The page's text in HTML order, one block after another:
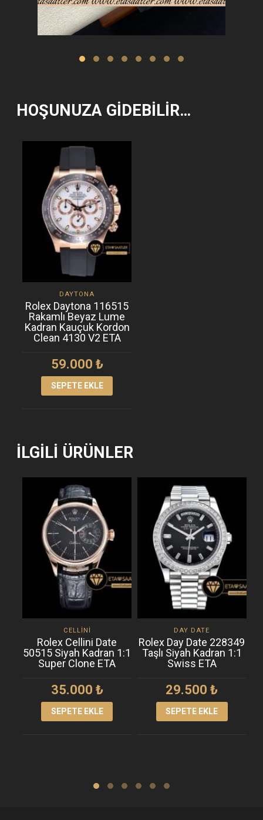
HOŞUNUZA GIDEBILIR…
DAYTONA
Rolex Daytona 116515
Rakamlı Beyaz Lume
Kadran Kauçuk Kordon
Clean 4130 V2 ETA
59.000 ₺
SEPETE EKLE
İLGILI ÜRÜNLER
CELLINI
Rolex Cellini Date
50515 Siyah Kadran 1:1
Super Clone ETA
35.000 ₺
SEPETE EKLE
DAY DATE
Rolex Day Date 228349
Taşlı Siyah Kadran 1:1
Swiss ETA
29.500₺
SEPETE EKLE